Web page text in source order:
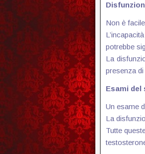
Non è
potrebbe
La
presenza
Esami del
Un esame
La
Tutte